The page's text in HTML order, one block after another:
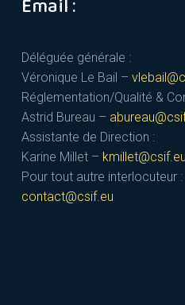
Email :
Déléguée générale :
Véronique Le Bail –
Réglementation/Qualité &
Astrid Bureau –
Assistante de Direction :
Karine Millet – kmillet@csif.eu
Pour tout autre interlocuteur :
contact@csif.eu